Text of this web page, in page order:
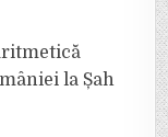
la Șah